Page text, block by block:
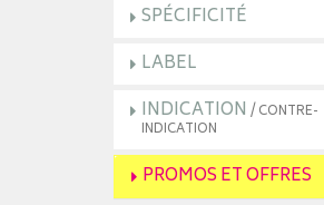
SPÉCIFICITÉ
LABEL
INDICATION / CONTRE-
INDICATION
PROMOS ET OFFRES